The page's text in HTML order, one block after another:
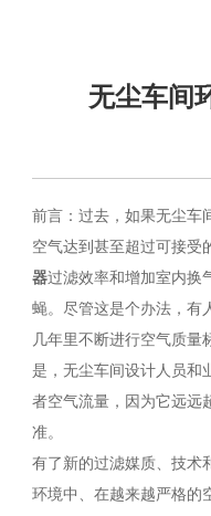
无尘车间
前言：过去，如果无尘车
空气达到甚至超过可接受
器过滤效率和增加室内换
蝇。尽管这是个办法，有
几年里不断进行空气质量
是，无尘车间设计人员和
者空气流量，因为它远远
准。
有了新的过滤媒质、技术
环境中、在越来越严格的